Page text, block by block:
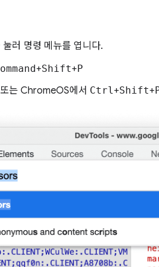
러 명령 메뉴를 엽니다.
+Shift+P
는 ChromeOS에서 Ctrl+Shift+